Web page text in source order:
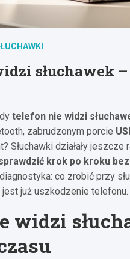
słuchawek –
telefon nie widzi
zabrudzonym porcie
Słuchawki działały
krok po kroku
co zrobić przy
już uszkodzenie telefonu.
widzi